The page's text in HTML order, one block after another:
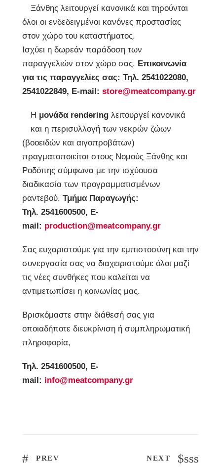
Ξάνθης λειτουργεί κανονικά και τηρούνται
όλοι οι ενδεδειγμένοι κανόνες προστασίας
στον χώρο του καταστήματος.
Ισχύει η δωρεάν παράδοση των
παραγγελιών στον χώρο σας. Επικοινωνία
για τις παραγγελίες σας: Τηλ. 2541022080,
2541022849, E-mail: store@meatcompany.gr
Η μονάδα rendering λειτουργεί κανονικά
και η περισυλλογή των νεκρών ζώων
(βοοειδών και αιγοπροβάτων)
πραγματοποιείται στους Νομούς Ξάνθης και
Ροδόπης σύμφωνα με την ισχύουσα
διαδικασία των προγραμματισμένων
ραντεβού. Τμήμα Παραγωγής:
Τηλ. 2541600500, E-
mail: production@meatcompany.gr
Σας ευχαριστούμε για την εμπιστοσύνη και την
συνεργασία σας να διαχειριστούμε όλοι μαζί
τις νέες συνθήκες που καλείται να
αντιμετωπίσει η κοινωνίας μας.
Βρισκόμαστε στην διάθεσή σας για
οποιαδήποτε διευκρίνιση ή συμπληρωματική
πληροφορία,
Τηλ. 2541600500, E-
mail: info@meatcompany.gr
PREV NEXT sss